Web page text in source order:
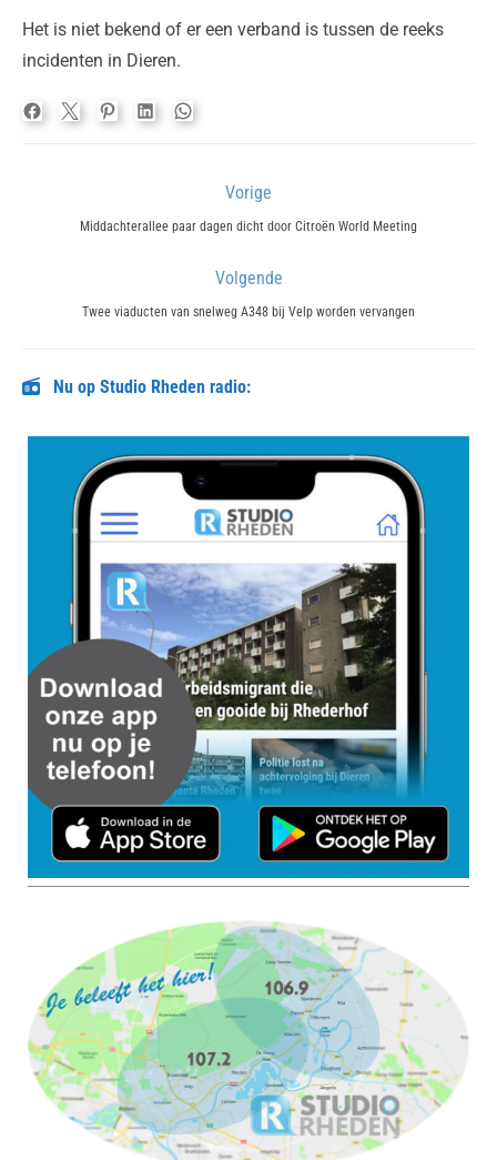
Het is niet bekend of er een verband is tussen de reeks
incidenten in Dieren.
navigatie
Vorige
Previous
Middachterallee paar dagen dicht door Citroën World Meeting
Volgende
Next
Twee viaducten van snelweg A348 bij Velp worden vervangen
Nu op Studio Rheden radio: